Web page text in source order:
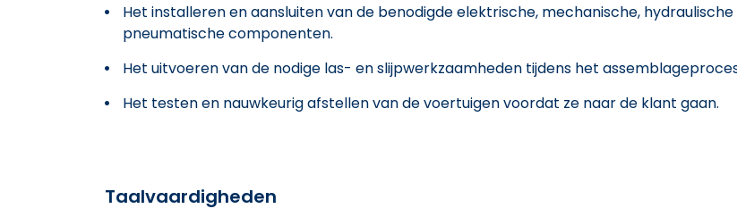
Het installeren en aansluiten van de benodigde elektrische, mechanische, hydraulische
pneumatische componenten.
Het uitvoeren van de nodige las- en slijpwerkzaamheden tijdens het
Het testen en nauwkeurig afstellen van de voertuigen voordat ze naar de klant gaan.
Taalvaardigheden